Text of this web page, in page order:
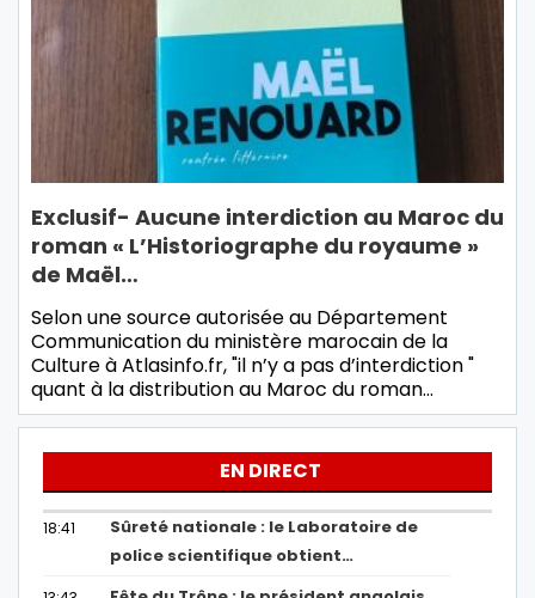
Exclusif- Aucune interdiction au Maroc du
roman « L’Historiographe du royaume »
de Maël…
Selon une source autorisée au Département
Communication du ministère marocain de la
Culture à Atlasinfo.fr, "il n’y a pas d’interdiction "
quant à la distribution au Maroc du roman…
EN DIRECT
18:41
Sûreté nationale : le Laboratoire de
police scientifique obtient…